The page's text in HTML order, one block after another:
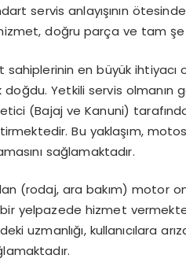
servis anlayışının
doğru parça ve tam
en büyük ihtiyacı
Yetkili servis olmanın
(Bajaj ve Kanuni)
Bu yaklaşım,
sağlamaktadır.
(rodaj, ara bakım) motor
yelpazede hizmet
uzmanlığı, kullanıcılara